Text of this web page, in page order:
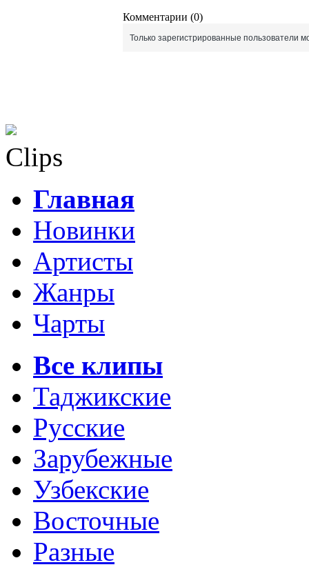
Комментарии (0)
Только зарегистрированные пользователи
Clips
Главная
Новинки
Артисты
Жанры
Чарты
Все клипы
Таджикские
Русские
Зарубежные
Узбекские
Восточные
Разные